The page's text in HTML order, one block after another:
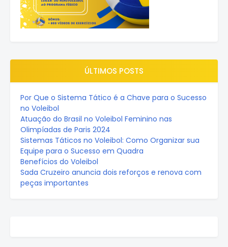
ÚLTIMOS POSTS
Por Que o Sistema Tático é a Chave para o Sucesso
no Voleibol
Atuação do Brasil no Voleibol Feminino nas
Olimpíadas de Paris 2024
Sistemas Táticos no Voleibol: Como Organizar sua
Equipe para o Sucesso em Quadra
Benefícios do Voleibol
Sada Cruzeiro anuncia dois reforços e renova com
peças importantes